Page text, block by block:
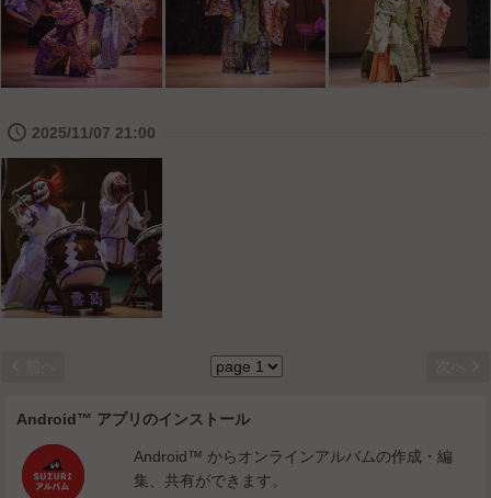
🕔 2025/11/07 21:00
Android™ アプリのインストール
Android™ からオンラインアルバムの作成・編
集、共有ができます。